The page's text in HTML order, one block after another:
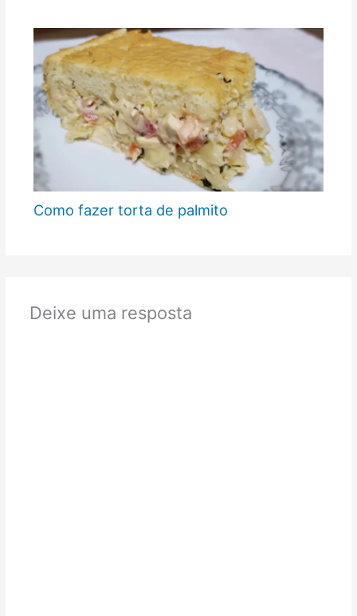
Como fazer torta de palmito
Deixe uma resposta